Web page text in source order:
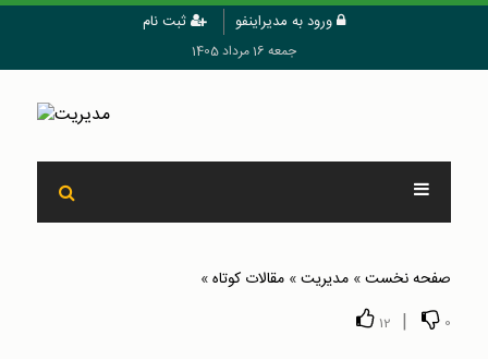
ورود به مدیراینفو ثبت نام
جمعه 16 مرداد 1405
صفحه نخست» مدیریت» مقالات کوتاه»
0
|
12